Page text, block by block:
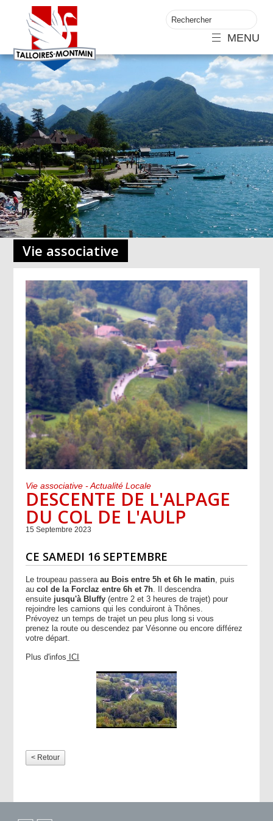
MENU
Vie associative
Vie associative - Actualité Locale
DESCENTE DE L'ALPAGE
DU COL DE L'AULP
15 Septembre 2023
CE SAMEDI 16 SEPTEMBRE
Le troupeau passeraau Bois entre 5h et 6h le matin, puis
aucol de la Forclaz entre 6h et 7h. Il descendra
ensuite jusqu'à Bluffy (entre 2 et 3 heures de trajet) pour
rejoindre les camions qui les conduiront à Thônes.
Prévoyezun temps de trajet un peu plus long si vous
prenez la route ou descendez par Vésonne ou encore différez
votre départ.
Plus d'infos ICI
< Retour